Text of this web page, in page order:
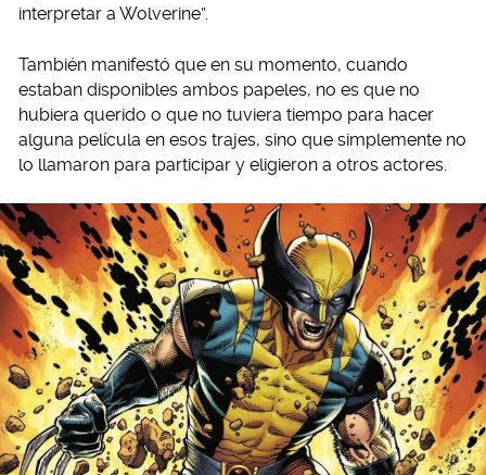
interpretar a Wolverine”.
También manifestó que en su momento, cuando
estaban disponibles ambos papeles, no es que no
hubiera querido o que no tuviera tiempo para hacer
alguna película en esos trajes, sino que simplemente no
lo llamaron para participar y eligieron a otros actores.